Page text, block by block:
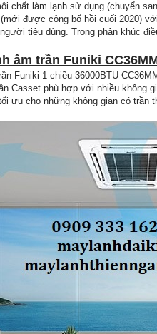
chất làm lạnh sử dụng (chuyển
(mới được công bố hồi cuối 2020)
tiêu dùng. Trong phân khúc
âm trần Funiki
Funiki 1 chiều 36000BTU
Casset phù hợp với nhiều không
ưu cho những không gian có